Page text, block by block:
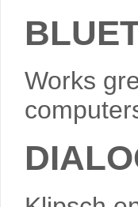
Works